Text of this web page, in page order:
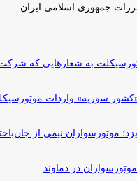
جمهوری اسلامی ایران
به شعارهایی که
واردات موتورسیکلت را از ۱ آوریل ۲۰۲۶
موتورسواران نیمی از
در دماوند